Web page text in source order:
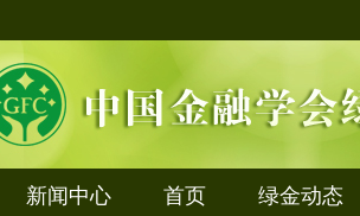
新闻中心 首页 绿金动态